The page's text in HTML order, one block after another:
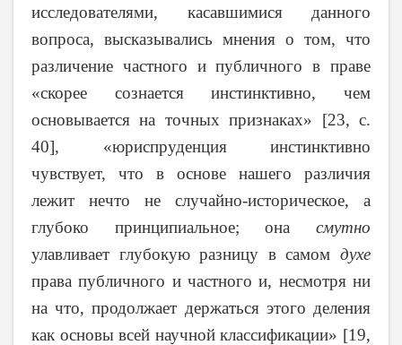
исследователями, касавшимися данного
вопроса, высказывались мнения о том, что
различение частного и публичного в праве
«скорее сознается инстинктивно, чем
основывается на точных признаках» [23, с.
40], «юриспруденция инстинктивно
чувствует, что в основе нашего различия
лежит нечто не случайно-историческое, а
глубоко принципиальное; она смутно
улавливает глубокую разницу в самом духе
права публичного и частного и, несмотря ни
на что, продолжает держаться этого деления
как основы всей научной классификации» [19,